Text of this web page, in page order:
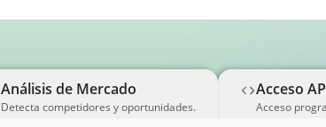
Análisis de Mercado
Detecta competidores y oportunidades.
Acceso
Acceso